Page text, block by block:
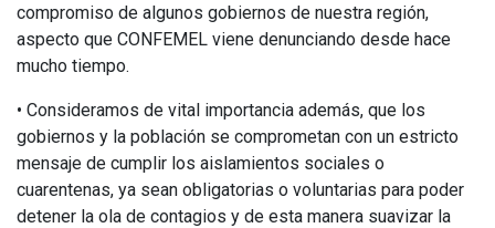
compromiso de algunos gobiernos de nuestra región,
aspecto que CONFEMEL viene denunciando desde hace
mucho tiempo.
• Consideramos de vital importancia además, que los
gobiernos y la población se comprometan con un estricto
mensaje de cumplir los aislamientos sociales o
cuarentenas, ya sean obligatorias o voluntarias para poder
detener la ola de contagios y de esta manera suavizar la